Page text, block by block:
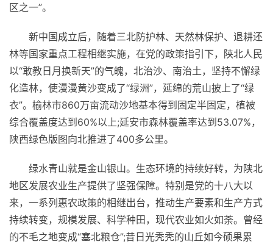
区之一”。
新中国成立后，随着三北防护林、天然林保护、退耕还
林等国家重点工程相继实施，在党的政策指引下，陕北人民
以“敢教日月换新天”的气魄，北治沙、南治土，坚持不懈绿
化造林，使漫漫黄沙变成了“绿洲”，延绵的荒山披上了“绿
衣”。榆林市860万亩流动沙地基本得到固定半固定，植被
综合覆盖度达到60%以上;延安市森林覆盖率达到53.07%，
陕西绿色版图向北推进了400多公里。
绿水青山就是金山银山。生态环境的持续好转，为陕北
地区发展农业生产提供了坚强保障。特别是党的十八大以
来，一系列惠农政策的相继出台，推动生产要素和生产方式
持续转变，规模发展、科学种田，现代农业如火如荼。曾经
的不毛之地变成“塞北粮仓”;昔日光秃秃的山丘如今硕果累